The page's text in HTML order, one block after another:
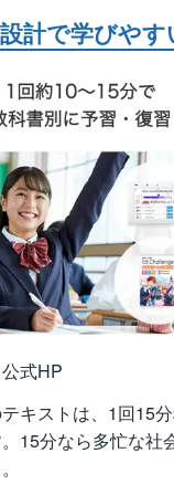
計で学びやす
式HP
キストは、1回15
15分なら多忙な社